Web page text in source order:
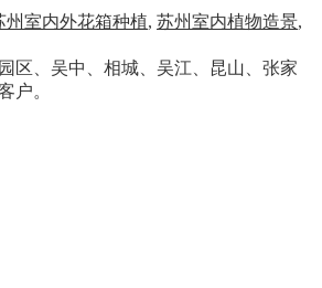
州室内外花箱种植, 苏州室内植物造景,
区、吴中、相城、吴江、昆山、张家
户。